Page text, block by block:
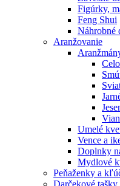
Figúrky,
Feng Shui
Náhrobné
Aranžovanie
Umelé
Vence a
Doplnky
Mydlové
Peňaženky a
Darčekové